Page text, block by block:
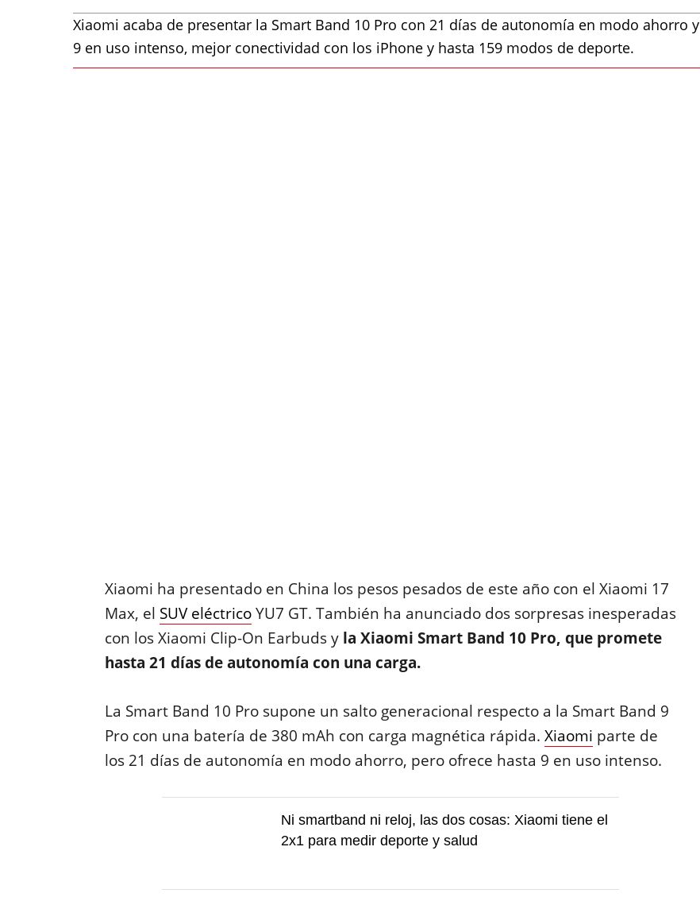
Xiaomi acaba de presentar la Smart Band 10 Pro con 21 días de autonomía en modo ahorro y
9 en uso intenso, mejor conectividad con los iPhone y hasta 159 modos de deporte.
Xiaomi ha presentado en China los pesos pesados de este año con el Xiaomi 17
Max, el SUV eléctricoYU7 GT. También ha anunciado dos sorpresas inesperadas
con los Xiaomi Clip-On Earbuds y la Xiaomi Smart Band 10 Pro, que promete
hasta 21 días de autonomía con una carga.
La Smart Band 10 Pro supone un salto generacional respecto a la Smart Band 9
Pro con una batería de 380 mAh con carga magnética rápida. Xiaomi parte de
los 21 días de autonomía en modo ahorro, pero ofrece hasta 9 en uso intenso.
Ni smartband ni reloj, las dos cosas: Xiaomi tiene el
2x1 para medir deporte y salud